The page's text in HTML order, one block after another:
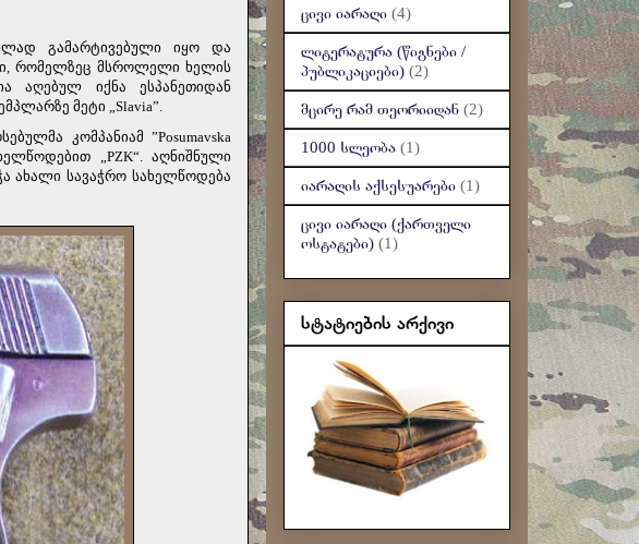
გამარტივებული იყო და
რომელზეც მსროლელი ხელის
აღებულ იქნა ესპანეთიდან
მეტი „Slavia”.
კომპანიამ ”Posumavska
„PZK“. აღნიშნული
ახალი სავაჭრო სახელწოდება
ცივი იარაღი (4)
ლიტერატურა (წიგნები /
პუბლიკაციები) (2)
მცირე რამ თეორიიდან (2)
1000 სლეობა (1)
იარაღის აქსესუარები (1)
ცივი იარაღი (ქართველი
ოსტატები) (1)
სტატიების არქივი